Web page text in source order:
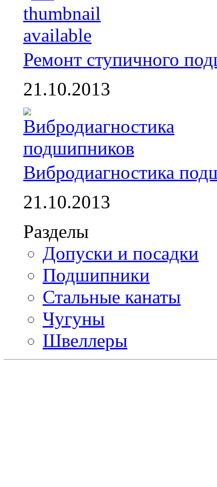
Ремонт ступичного
21.10.2013
Вибродиагностика
21.10.2013
Разделы
Допуски и посадки
Подшипники
Стальные канаты
Чугуны
Швеллеры